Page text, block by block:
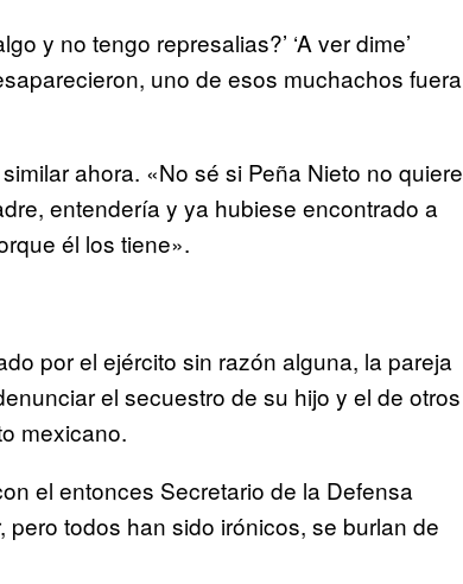
y no tengo represalias?’ ‘A ver dime’
uno de esos muchachos fuera
ahora. «No sé si Peña Nieto no quiere
entendería y ya hubiese encontrado a
él los tiene».
por el ejército sin razón alguna, la pareja
el secuestro de su hijo y el de otros
mexicano.
el entonces Secretario de la Defensa
todos han sido irónicos, se burlan de